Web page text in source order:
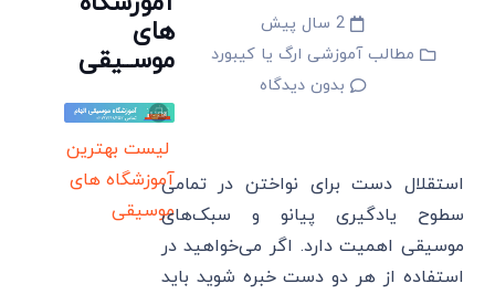
2 سال پیش
مطالب آموزشی ارگ یا کیبورد
بدون دیدگاه
استقلال دست برای نواختن در تمامی
سطوح یادگیری پیانو و سبک‌های
موسیقی اهمیت دارد. اگر می‌خواهید در
استفاده از هر دو دست خبره شوید باید
های
موســیقی
لیست بهترین
آموزشگاه های
موسیقی